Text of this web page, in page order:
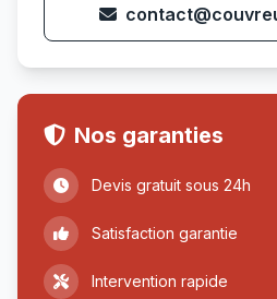
Nos garanties
Devis gratuit sous 24h
Satisfaction garantie
Intervention rapide